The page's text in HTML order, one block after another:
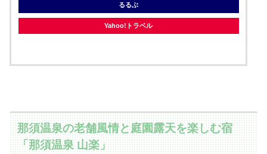
るるぶ
Yahoo!トラベル
那須温泉の老舗風情と庭園露天を楽しむ宿
「那須温泉 山楽」